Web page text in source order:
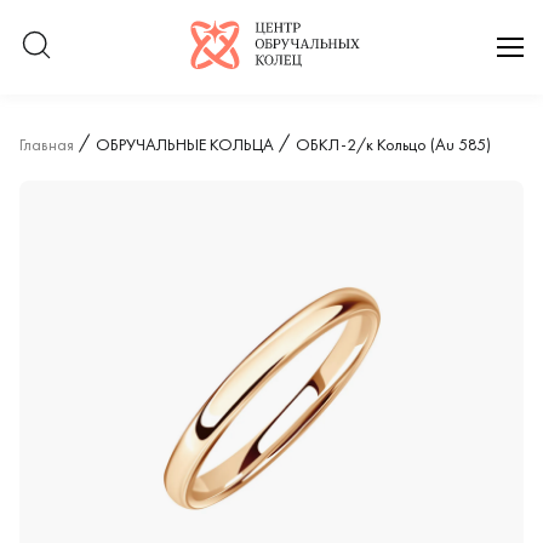
Логотип компании
Главная ОБРУЧАЛЬНЫЕ КОЛЬЦА ОБКЛ-2/к Кольцо (Au 585)